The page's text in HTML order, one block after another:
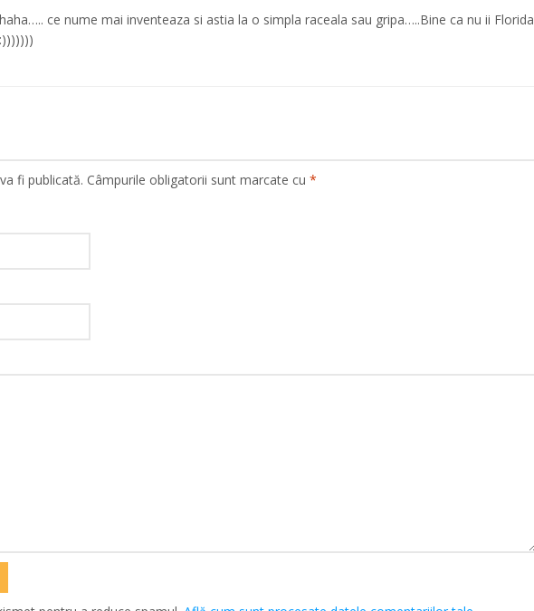
ce nume mai inventeaza si astia la o simpla raceala sau gripa…..Bine ca nu ii Florida
fi publicată. Câmpurile obligatorii sunt marcate cu *